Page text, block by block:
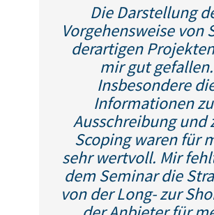
Die Darstellung
Vorgehensweise von
derartigen
mir gut gefallen.
Insbesondere
Informationen
Ausschreibung und
Scoping waren für
sehr wertvoll. Mir
dem Seminar die
von der Long- zur